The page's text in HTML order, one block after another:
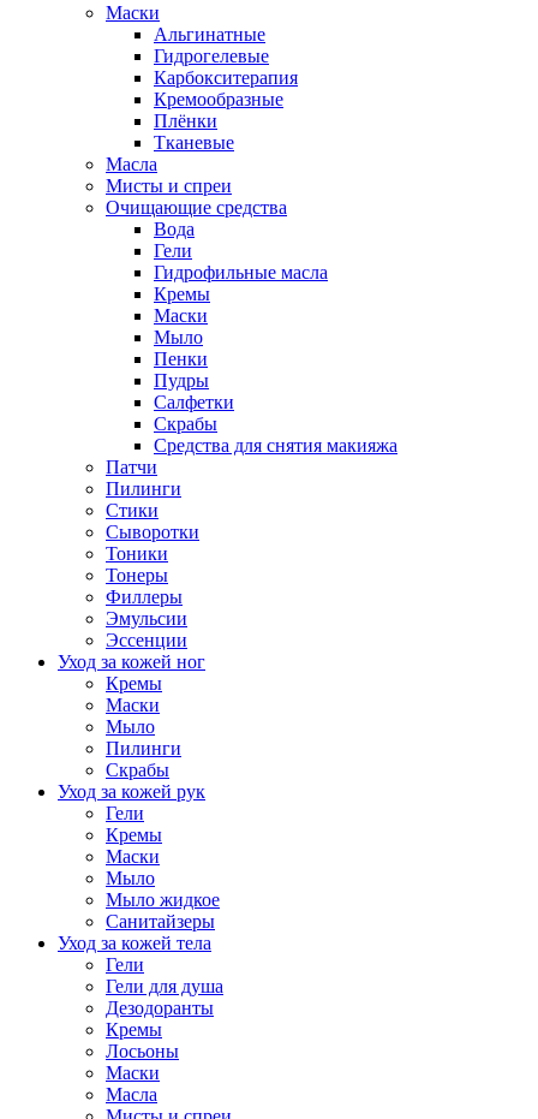
Маски
Альгинатные
Гидрогелевые
Карбокситерапия
Кремообразные
Плёнки
Тканевые
Масла
Мисты и спреи
Очищающие средства
Вода
Гели
Гидрофильные масла
Кремы
Маски
Мыло
Пенки
Пудры
Салфетки
Скрабы
Средства для снятия макияжа
Патчи
Пилинги
Стики
Сыворотки
Тоники
Тонеры
Филлеры
Эмульсии
Эссенции
Уход за кожей ног
Кремы
Маски
Мыло
Пилинги
Скрабы
Уход за кожей рук
Гели
Кремы
Маски
Мыло
Мыло жидкое
Санитайзеры
Уход за кожей тела
Гели
Гели для душа
Дезодоранты
Кремы
Лосьоны
Маски
Масла